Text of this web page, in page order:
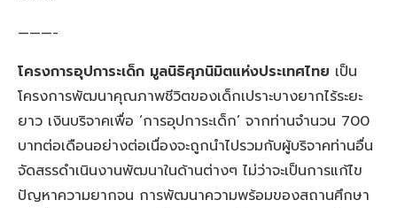
———-
โครงการอุปการะเด็ก มูลนิธิศุภนิมิตแห่งประเทศไทย เป็น
โครงการพัฒนาคุณภาพชีวิตของเด็กเปราะบางยากไร้ระยะ
ยาว เงินบริจาคเพื่อ ‘การอุปการะเด็ก’ จากท่านจำนวน 700
บาทต่อเดือนอย่างต่อเนื่องจะถูกนำไปรวมกับผู้บริจาคท่านอื่น
จัดสรรดำเนินงานพัฒนาในด้านต่างๆ ไม่ว่าจะเป็นการแก้ไข
ปัญหาความยากจน การพัฒนาความพร้อมของสถานศึกษา